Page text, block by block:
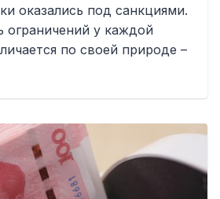
оказались под санкциями.
ограничений у каждой
по своей природе –